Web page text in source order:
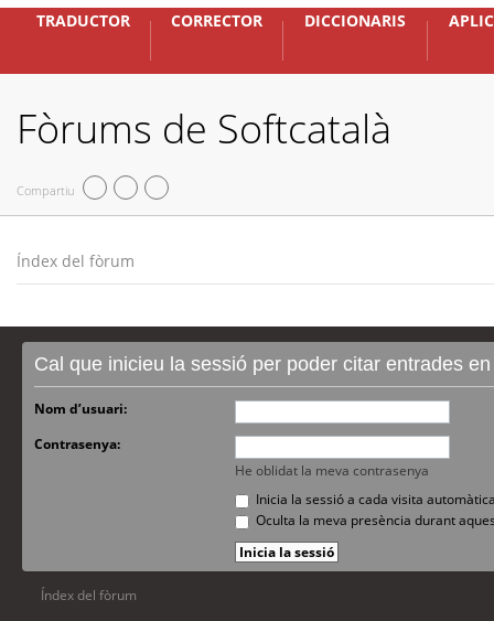
TRADUCTOR CORRECTOR DICCIONARIS
Fòrums de Softcatalà
Compartiu
Índex del fòrum
Cal que inicieu la sessió per poder citar entrades
Nom d’usuari:
Contrasenya:
He oblidat la meva contrasenya
Inicia la sessió a cada visita
Oculta la meva presència durant
Índex del fòrum